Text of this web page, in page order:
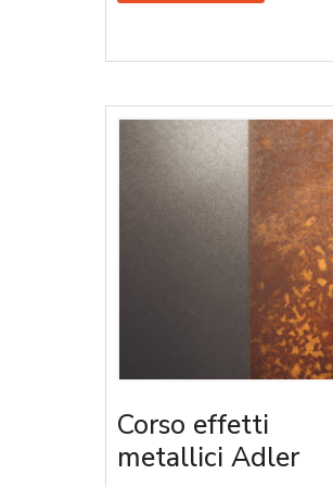
Corso effetti
metallici Adler